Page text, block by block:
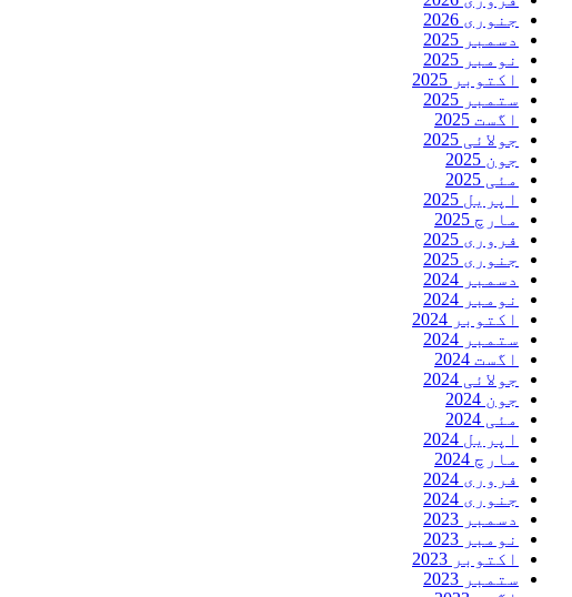
جنوری 2026
دسمبر 2025
نومبر 2025
اکتوبر 2025
ستمبر 2025
اگست 2025
جولائی 2025
جون 2025
مئی 2025
اپریل 2025
مارچ 2025
فروری 2025
جنوری 2025
دسمبر 2024
نومبر 2024
اکتوبر 2024
ستمبر 2024
اگست 2024
جولائی 2024
جون 2024
مئی 2024
اپریل 2024
مارچ 2024
فروری 2024
جنوری 2024
دسمبر 2023
نومبر 2023
اکتوبر 2023
ستمبر 2023